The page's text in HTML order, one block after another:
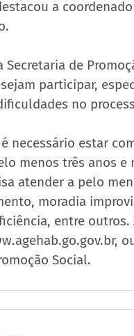
a
Secretaria de
participar,
no
necessário estar
menos três anos
atender a pelo
moradia
entre
Social.